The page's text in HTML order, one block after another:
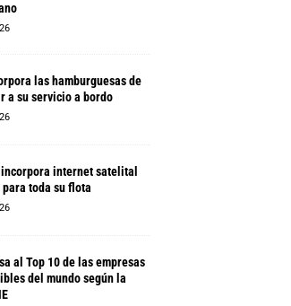
las hamburguesas de
a su servicio a bordo
internet satelital
toda su flota
al Top 10 de las empresas
del mundo según la